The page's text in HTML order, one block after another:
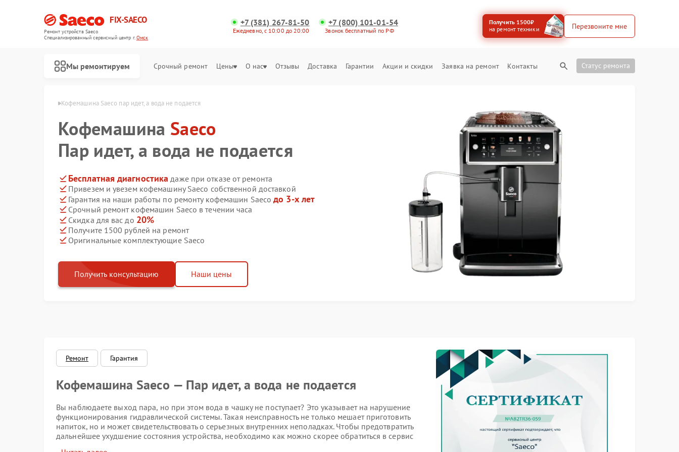
FIX-SAECO
Ремонт устройств Saeco
Специализированный cервисный центр г.Омск
+7 (381) 267-81-50
Ежедневно, с 10:00 до 20:00
+7 (800) 101-01-54
Звонок бесплатный по РФ
Получить 1500₽
на ремонт техники
Перезвоните мне
Мы ремонтируем Срочный ремонт Цены О нас Отзывы Доставка Гарантии Акции и скидки Заявка на ремонт Контакты Статус ремонта
Кофемашина Saeco пар идет, а вода не подается
Кофемашина Saeco
Пар идет, а вода не подается
Бесплатная диагностика даже при отказе от ремонта
Привезем и увезем кофемашину Saeco собственной доставкой
Гарантия на наши работы по ремонту кофемашин Saecoдо 3-х лет
Срочный ремонт кофемашин Saeco в течении часа
Скидка для вас до 20%
Получите 1500 рублей на ремонт
Оригинальные комплектующие Saeco
Получить консультацию Наши цены
Ремонт Гарантия
Кофемашина Saeco — Пар идет, а вода не подается
Вы наблюдаете выход пара, но при этом вода в чашку не поступает? Это указывает на нарушение
функционирования гидравлической системы. Такая неисправность не только мешает приготовить
напиток, но и может свидетельствовать о серьезных внутренних неполадках. Чтобы предотвратить
дальнейшее ухудшение состояния устройства, необходимо как можно скорее обратиться в сервис